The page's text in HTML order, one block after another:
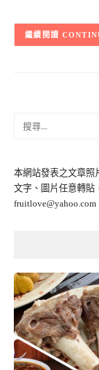
字:
本網站發表之文章照
文字、圖片任意轉貼
fruitlove@yahoo.com